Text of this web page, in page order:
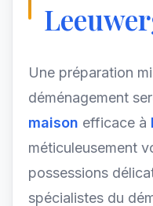
Une préparation
déménagement
maison efficace à
méticuleusement
possessions
spécialistes du